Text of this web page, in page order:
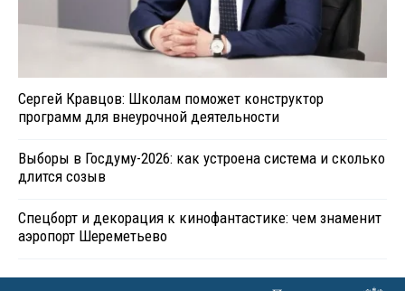
Сергей Кравцов: Школам поможет конструктор
программ для внеурочной деятельности
Выборы в Госдуму-2026: как устроена система и сколько
длится созыв
Спецборт и декорация к кинофантастике: чем знаменит
аэропорт Шереметьево